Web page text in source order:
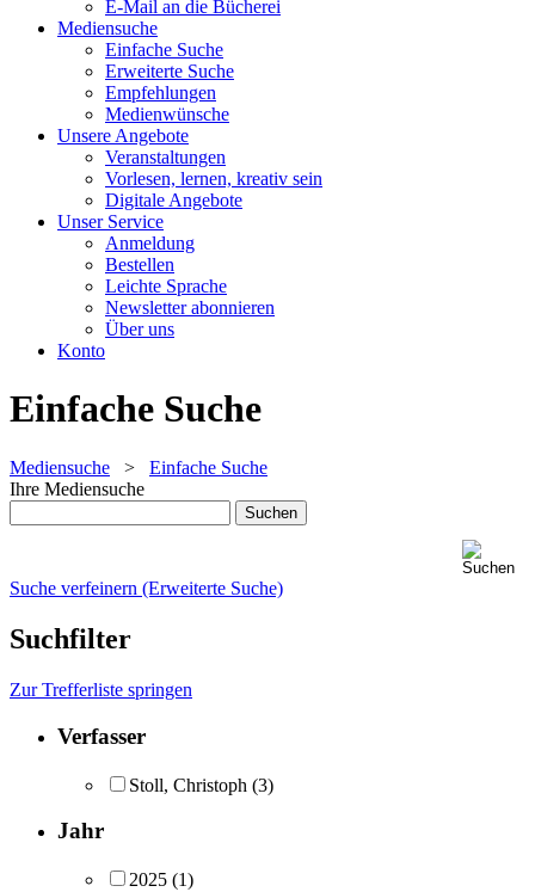
E-Mail an die Bücherei
Mediensuche
Einfache Suche
Erweiterte Suche
Empfehlungen
Medienwünsche
Unsere Angebote
Veranstaltungen
Vorlesen, lernen, kreativ sein
Digitale Angebote
Unser Service
Anmeldung
Bestellen
Leichte Sprache
Newsletter abonnieren
Über uns
Konto
Einfache Suche
Mediensuche > Einfache Suche
Ihre Mediensuche
Suche verfeinern (Erweiterte Suche)
Suchfilter
Zur Trefferliste springen
Verfasser
Stoll, Christoph (3)
Jahr
2025 (1)